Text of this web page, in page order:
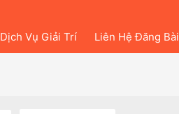
Dịch Vụ Giải Trí Liên Hệ Đăng Bài